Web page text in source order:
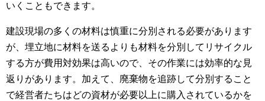
いくこともできます。
建設現場の多くの材料は慎重に分別される必要があります
が、埋立地に材料を送るよりも材料を分別してリサイクル
する方が費用対効果は高いので、その作業には効率的な見
返りがあります。加えて、廃棄物を追跡して分別すること
で経営者たちはどの資材が必要以上に購入されているかを